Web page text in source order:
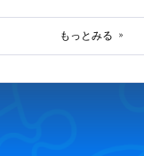
もっとみる